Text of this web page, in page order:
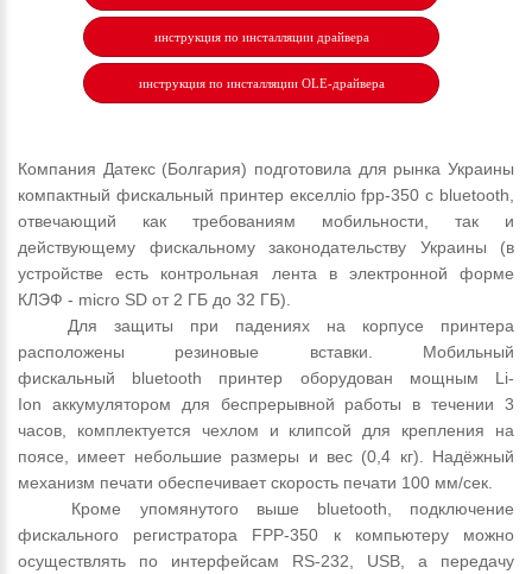
инструкция по инсталляции драйвера
инструкция по инсталляции OLE-драйвера
Компания Датекс (Болгария) подготовила для рынка Украины
компактный фискальный принтер екселліо fpр-350 с bluetooth,
отвечающий как требованиям мобильности, так и
действующему фискальному законодательству Украины (в
устройстве есть контрольная лента в электронной форме
КЛЭФ - micro SD от 2 ГБ до 32 ГБ).
Для защиты при падениях на корпусе принтера
расположены резиновые вставки. Мобильный
фискальный bluetooth принтер оборудован мощным Li-
Ion аккумулятором для беспрерывной работы в течении 3
часов, комплектуется чехлом и клипсой для крепления на
поясе, имеет небольшие размеры и вес (0,4 кг). Надёжный
механизм печати обеспечивает скорость печати 100 мм/сек.
Кроме упомянутого выше bluetooth, подключение
фискального регистратора FPP-350 к компьютеру можно
осуществлять по интерфейсам RS-232, USB, а передачу